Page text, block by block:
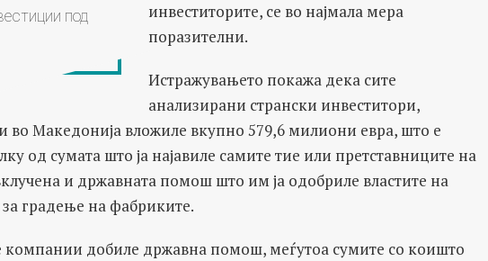
под
инвеститорите, се во најмала мера
поразителни.
Истражувањето покажа дека сите
анализирани странски инвеститори,
во Македонија вложиле вкупно 579,6 милиони евра, што е
од сумата што ја најавиле самите тие или претставниците на
и државната помош што им ја одобриле властите на
градење на фабриките.
компании добиле државна помош, меѓутоа сумите со коишто